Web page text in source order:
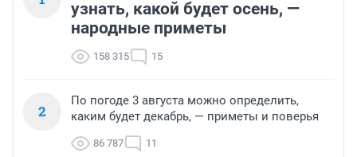
узнать, какой будет осень, —
народные приметы
158 315 15
2
По погоде 3 августа можно определить,
каким будет декабрь, — приметы и поверья
86 787 11